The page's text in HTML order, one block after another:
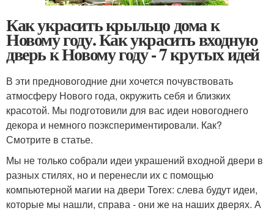
Как украсить крыльцо дома к
Новому году. Как украсить входную
дверь к Новому году - 7 крутых идей
В эти предновогодние дни хочется почувствовать
атмосферу Нового года, окружить себя и близких
красотой. Мы подготовили для вас идеи новогоднего
декора и немного поэкспериментировали. Как?
Смотрите в статье.
Мы не только собрали идеи украшений входной двери в
разных стилях, но и перенесли их с помощью
компьютерной магии на двери Torex: слева будут идеи,
которые мы нашли, справа - они же на наших дверях. А